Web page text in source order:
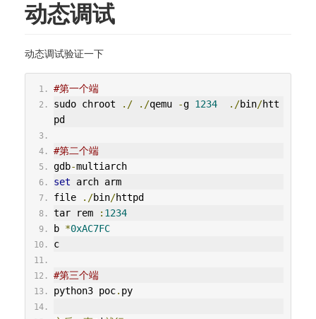
动态调试
动态调试验证一下
#第一个端
sudo chroot
./ ./qemu -g 1234 ./bin/htt
pd
#第二个端
gdb-multiarch
set arch arm
file
./bin/httpd
tar rem
: 1234
b *0xAC7FC
c
#第三个端
python3 poc. py